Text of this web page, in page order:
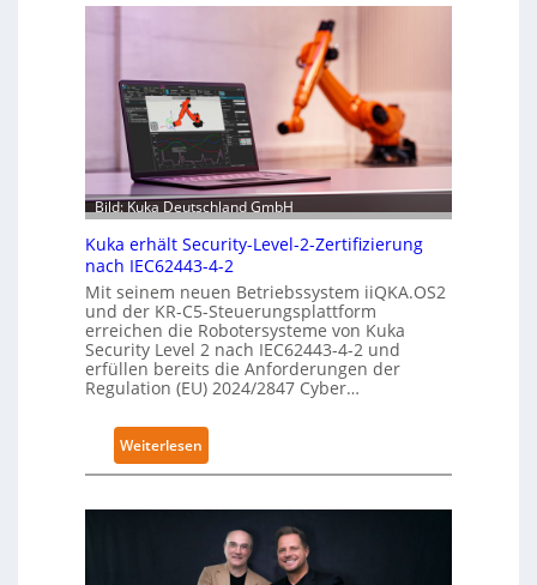
Bild: Kuka Deutschland GmbH
Kuka erhält Security-Level-2-Zertifizierung
nach IEC62443-4-2
Mit seinem neuen Betriebssystem iiQKA.OS2
und der KR-C5-Steuerungsplattform
erreichen die Robotersysteme von Kuka
Security Level 2 nach IEC62443-4-2 und
erfüllen bereits die Anforderungen der
Regulation (EU) 2024/2847 Cyber…
Weiterlesen:
K
e